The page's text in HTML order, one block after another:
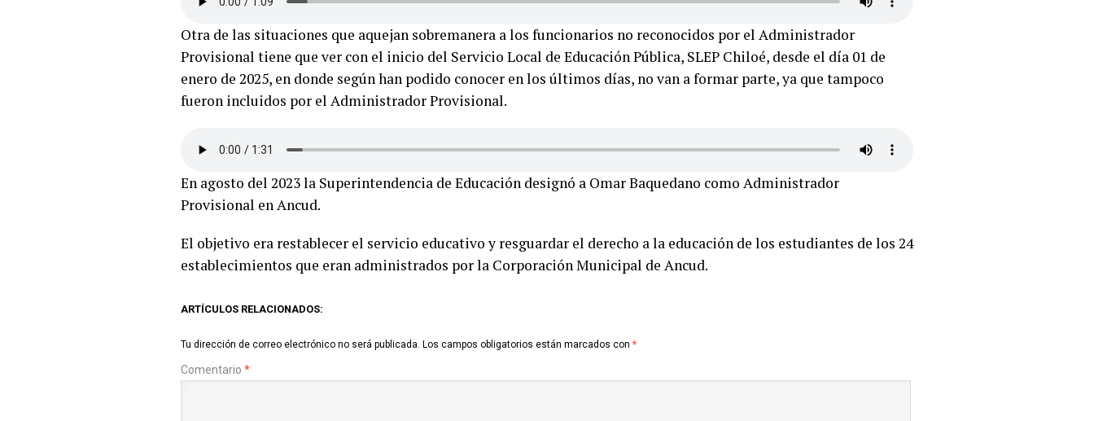
Otra de las situaciones que aquejan sobremanera a los funcionarios no reconocidos por el Administrador
Provisional tiene que ver con el inicio del Servicio Local de Educación Pública, SLEP Chiloé, desde el día 01 de
enero de 2025, en donde según han podido conocer en los últimos días, no van a formar parte, ya que tampoco
fueron incluidos por el Administrador Provisional.
En agosto del 2023 la Superintendencia de Educación designó a Omar Baquedano como Administrador
Provisional en Ancud.
El objetivo era restablecer el servicio educativo y resguardar el derecho a la educación de los estudiantes de los 24
establecimientos que eran administrados por la Corporación Municipal de Ancud.
ARTÍCULOS RELACIONADOS:
Tu dirección de correo electrónico no será publicada. Los campos obligatorios están marcados con *
Comentario *